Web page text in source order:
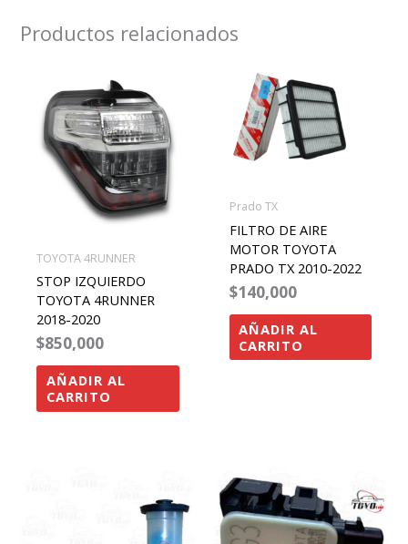
Productos relacionados
TOYOTA 4RUNNER
STOP IZQUIERDO
TOYOTA 4RUNNER
2018-2020
$850,000
AÑADIR AL
CARRITO
Prado TX
FILTRO DE AIRE
MOTOR TOYOTA
PRADO TX 2010-2022
$140,000
AÑADIR AL
CARRITO